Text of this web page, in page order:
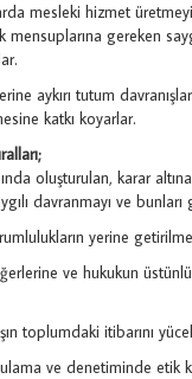
mesleki hizmet
gereken
aykırı tutum
katkı koyarlar.
oluşturulan, karar
davranmayı ve
yerine
ve hukukun
toplumdaki itibarını
ve denetiminde etik